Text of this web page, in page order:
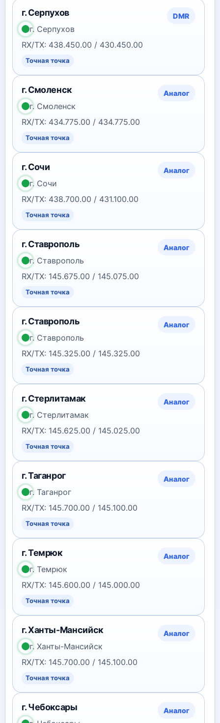
г. Серпухов DMR
г. Серпухов
RX/TX: 438.450.00 / 430.450.00
Точная точка
г. Смоленск Аналог
г. Смоленск
RX/TX: 434.775.00 / 434.775.00
Точная точка
г. Сочи Аналог
г. Сочи
RX/TX: 438.700.00 / 431.100.00
Точная точка
г. Ставрополь Аналог
г. Ставрополь
RX/TX: 145.675.00 / 145.075.00
Точная точка
г. Ставрополь Аналог
г. Ставрополь
RX/TX: 145.325.00 / 145.325.00
Точная точка
г. Стерлитамак Аналог
г. Стерлитамак
RX/TX: 145.625.00 / 145.025.00
Точная точка
г. Таганрог Аналог
г. Таганрог
RX/TX: 145.700.00 / 145.100.00
Точная точка
г. Темрюк Аналог
г. Темрюк
RX/TX: 145.600.00 / 145.000.00
Точная точка
г. Ханты-Мансийск Аналог
г. Ханты-Мансийск
RX/TX: 145.700.00 / 145.100.00
Точная точка
г. Чебоксары Аналог